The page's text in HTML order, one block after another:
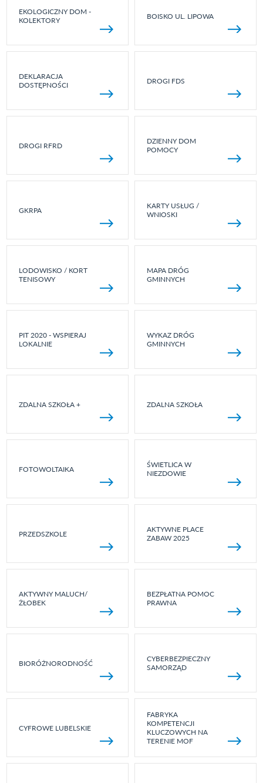
EKOLOGICZNY DOM -
KOLEKTORY
BOISKO UL. LIPOWA
DEKLARACJA
DOSTĘPNOŚCI
DROGI FDS
DROGI RFRD
DZIENNY DOM
POMOCY
GKRPA
KARTY USŁUG /
WNIOSKI
LODOWISKO / KORT
TENISOWY
MAPA DRÓG
GMINNYCH
PIT 2020 - WSPIERAJ
LOKALNIE
WYKAZ DRÓG
GMINNYCH
ZDALNA SZKOŁA + ZDALNA SZKOŁA
FOTOWOLTAIKA
ŚWIETLICA W
NIEZDOWIE
PRZEDSZKOLE
AKTYWNE PLACE
ZABAW 2025
AKTYWNY MALUCH/
ŻŁOBEK
BEZPŁATNA POMOC
PRAWNA
BIORÓŻNORODNOŚĆ
CYBERBEZPIECZNY
SAMORZĄD
CYFROWE LUBELSKIE
FABRYKA
KOMPETENCJI
KLUCZOWYCH NA
TERENIE MOF